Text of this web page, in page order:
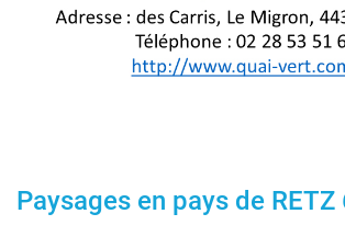
Paysages en pays de